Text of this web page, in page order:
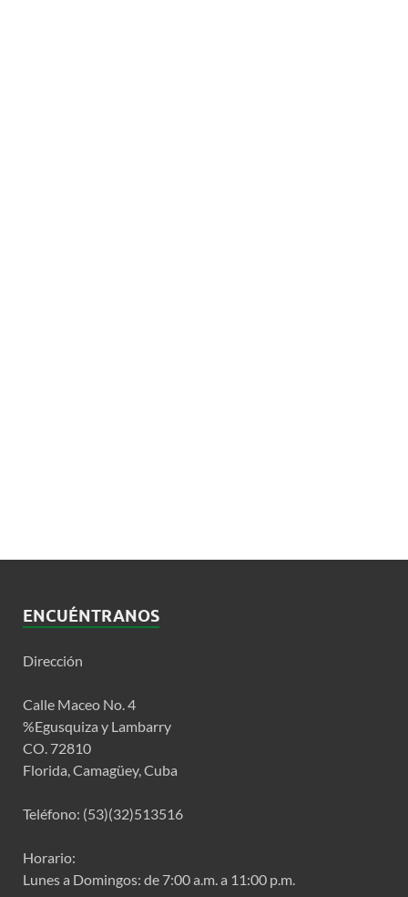
ENCUÉNTRANOS
Dirección
Calle Maceo No. 4
%Egusquiza y Lambarry
CO. 72810
Florida, Camagüey, Cuba
Teléfono: (53)(32)513516
Horario:
Lunes a Domingos: de 7:00 a.m. a 11:00 p.m.